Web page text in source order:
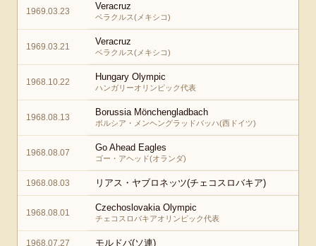
1969.03.23 Veracruz
ベラクルス(メキシコ)
1969.03.21 Veracruz
ベラクルス(メキシコ)
1968.10.22 Hungary Olympic
ハンガリーオリンピック代表
1968.08.13 Borussia Mönchengladbach
ボルシア・メンヘングラッドバッハ(西ドイツ)
1968.08.07 Go Ahead Eagles
ゴー・アヘッド(オランダ)
1968.08.03 リアス・ヤブロネッツ(チェコスロバキア)
1968.08.01 Czechoslovakia Olympic
チェコスロバキアオリンピック代表
1968.07.27 モルドバ(ソ連)